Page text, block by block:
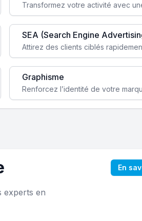
SEA (Search Engine
Graphisme
En
experts en